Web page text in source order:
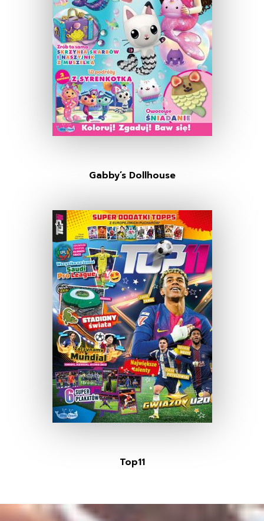
Gabby’s Dollhouse
Top11